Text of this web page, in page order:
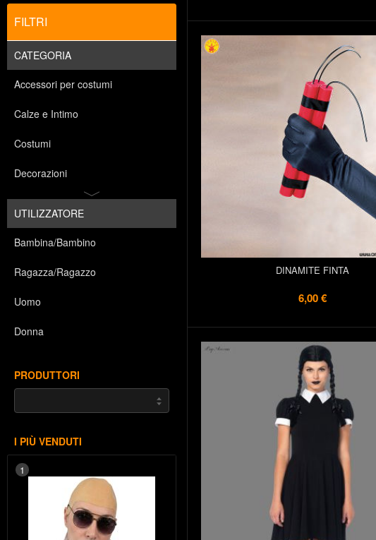
FILTRI
CATEGORIA
Accessori per costumi
Calze e Intimo
Costumi
Decorazioni
UTILIZZATORE
Bambina/Bambino
Ragazza/Ragazzo
Uomo
Donna
PRODUTTORI
I PIÙ VENDUTI
1
DINAMITE FINTA
6,00 €